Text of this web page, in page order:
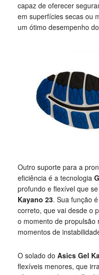
capaz de oferecer
em superfícies secas ou
um ótimo desempenho
Outro suporte para a
eficiência é a tecnologia
profundo e flexível que
Kayano 23. Sua função
correto, que vai desde o
o momento de propulsão
momentos de
O solado do Asics Gel
flexíveis menores, que